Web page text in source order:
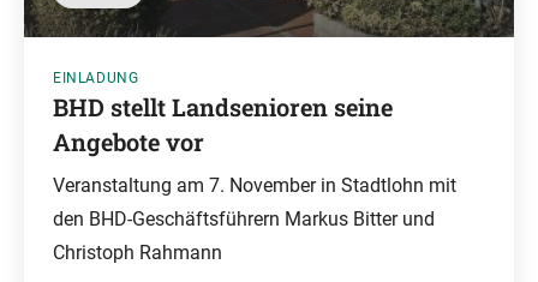
EINLADUNG
BHD stellt Landsenioren seine
Angebote vor
Veranstaltung am 7. November in Stadtlohn mit
den BHD-Geschäftsführern Markus Bitter und
Christoph Rahmann